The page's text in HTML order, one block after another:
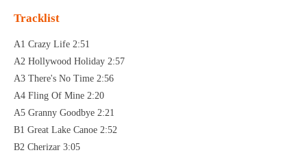
Tracklist
A1 Crazy Life 2:51
A2 Hollywood Holiday 2:57
A3 There's No Time 2:56
A4 Fling Of Mine 2:20
A5 Granny Goodbye 2:21
B1 Great Lake Canoe 2:52
B2 Cherizar 3:05